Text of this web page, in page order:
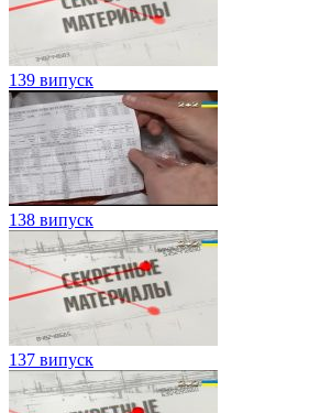
139 випуск
138 випуск
137 випуск